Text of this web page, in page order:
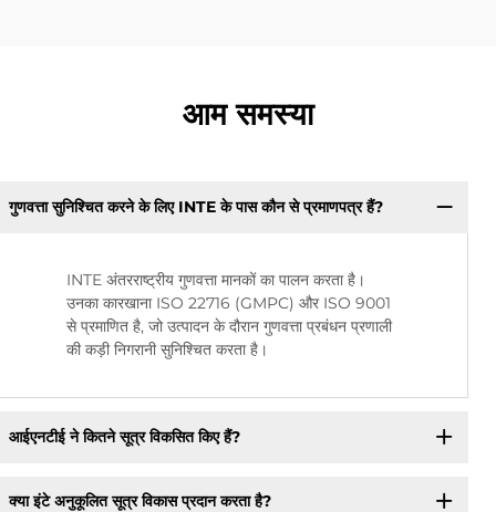
आम समस्या
गुणवत्ता सुनिश्चित करने के लिए INTE के पास कौन से प्रमाणपत्र हैं?
INTE अंतरराष्ट्रीय गुणवत्ता मानकों का पालन करता है।
उनका कारखाना ISO 22716 (GMPC) और ISO 9001
से प्रमाणित है, जो उत्पादन के दौरान गुणवत्ता प्रबंधन प्रणाली
की कड़ी निगरानी सुनिश्चित करता है।
आईएनटीई ने कितने सूत्र विकसित किए हैं?
क्या इंटे अनुकूलित सूत्र विकास प्रदान करता है?